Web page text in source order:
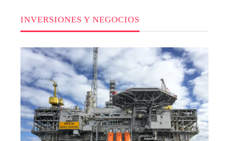
INVERSIONES Y NEGOCIOS